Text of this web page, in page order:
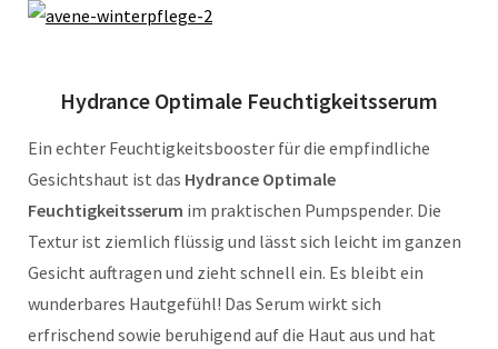
Hydrance Optimale Feuchtigkeitsserum
Ein echter Feuchtigkeitsbooster für die empfindliche
Gesichtshaut ist das Hydrance Optimale
Feuchtigkeitsserum im praktischen Pumpspender. Die
Textur ist ziemlich flüssig und lässt sich leicht im ganzen
Gesicht auftragen und zieht schnell ein. Es bleibt ein
wunderbares Hautgefühl! Das Serum wirkt sich
erfrischend sowie beruhigend auf die Haut aus und hat